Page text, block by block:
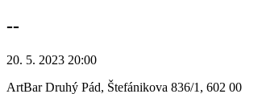
--
20. 5. 2023 20:00
ArtBar Druhý Pád, Štefánikova 836/1, 602 00